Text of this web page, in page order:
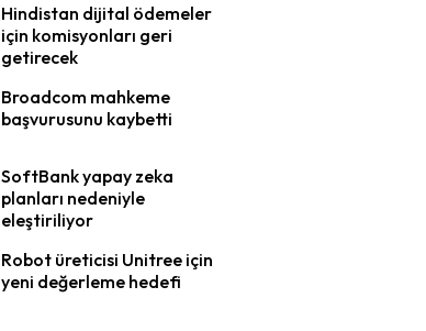
Hindistan dijital ödemeler
için komisyonları geri
getirecek
Broadcom mahkeme
başvurusunu kaybetti
SoftBank yapay zeka
planları nedeniyle
eleştiriliyor
Robot üreticisi Unitree için
yeni değerleme hedefi